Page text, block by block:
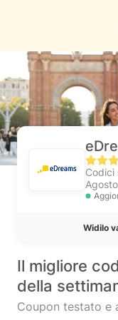
Codici
Widilo
Il migliore
della
Coupon testato e